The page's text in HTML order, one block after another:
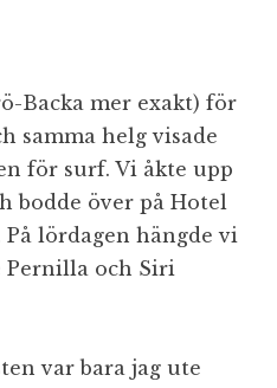
Backa mer exakt) för
samma helg visade
för surf. Vi åkte upp
bodde över på Hotel
lördagen hängde vi
Pernilla och Siri
var bara jag ute